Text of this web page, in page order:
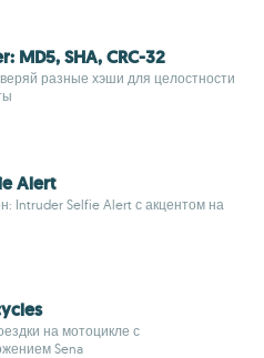
MD5, SHA, CRC-32
разные хэши для целостности
Alert
Intruder Selfie Alert с акцентом на
на мотоцикле с
Sena